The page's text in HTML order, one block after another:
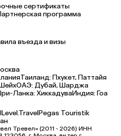
сертификаты
программа
въезда и визы
Таиланд:Пхукет,Паттайя
ОАЭ:Дубай,Шарджа
Ланка:ХиккадуваИндия:Гоа
Level.TravelPegas Touristik
Тревел» (2011 - 2026) ИНН